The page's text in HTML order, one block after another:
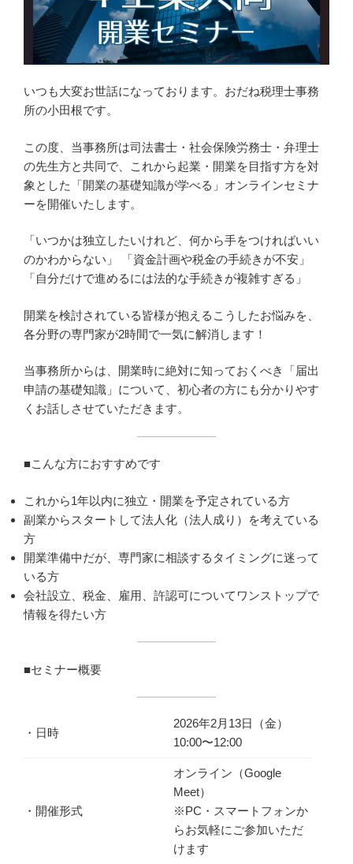
いつも大変お世話になっております。おだね税理士事務
所の小田根です。
この度、当事務所は司法書士・社会保険労務士・弁理士
の先生方と共同で、これから起業・開業を目指す方を対
象とした「開業の基礎知識が学べる」オンラインセミナ
ーを開催いたします。
「いつかは独立したいけれど、何から手をつければいい
のかわからない」 「資金計画や税金の手続きが不安」
「自分だけで進めるには法的な手続きが複雑すぎる」
開業を検討されている皆様が抱えるこうしたお悩みを、
各分野の専門家が2時間で一気に解消します！
当事務所からは、開業時に絶対に知っておくべき「届出
申請の基礎知識」について、初心者の方にも分かりやす
くお話しさせていただきます。
■こんな方におすすめです
これから1年以内に独立・開業を予定されている方
副業からスタートして法人化（法人成り）を考えている
方
開業準備中だが、専門家に相談するタイミングに迷って
いる方
会社設立、税金、雇用、許認可についてワンストップで
情報を得たい方
■セミナー概要
・日時
2026年2月13日（金）
10:00〜12:00
・開催形式
オンライン（Google
Meet）
※PC・スマートフォンか
らお気軽にご参加いただ
けます